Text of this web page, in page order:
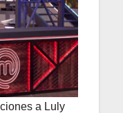
a Luly